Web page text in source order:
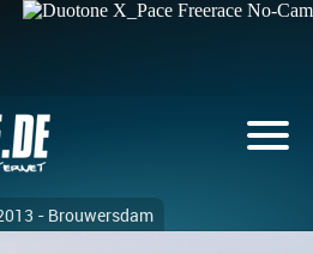
- Brouwersdam